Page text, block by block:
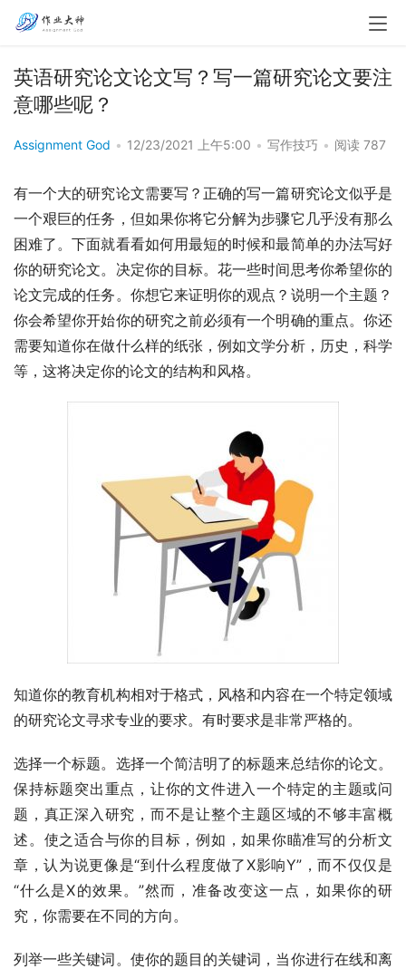
英语研究论文论文写？写一篇研究论文要注
意哪些呢？
Assignment God • 12/23/2021 上午5:00 • 写作技巧 • 阅读 787
有一个大的研究论文需要写？正确的写一篇研究论文似乎是
一个艰巨的任务，但如果你将它分解为步骤它几乎没有那么
困难了。下面就看看如何用最短的时候和最简单的办法写好
你的研究论文。决定你的目标。花一些时间思考你希望你的
论文完成的任务。你想它来证明你的观点？说明一个主题？
你会希望你开始你的研究之前必须有一个明确的重点。你还
需要知道你在做什么样的纸张，例如文学分析，历史，科学
等，这将决定你的论文的结构和风格。
知道你的教育机构相对于格式，风格和内容在一个特定领域
的研究论文寻求专业的要求。有时要求是非常严格的。
选择一个标题。选择一个简洁明了的标题来总结你的论文。
保持标题突出重点，让你的文件进入一个特定的主题或问
题，真正深入研究，而不是让整个主题区域的不够丰富概
述。使之适合与你的目标，例如，如果你瞄准写的分析文
章，认为说更像是“到什么程度做了X影响Y”，而不仅仅是
“什么是X的效果。”然而，准备改变这一点，如果你的研
究，你需要在不同的方向。
列举一些关键词。使你的题目的关键词，当你进行在线和离